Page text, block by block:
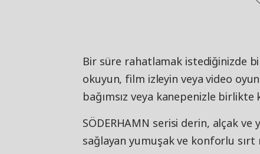
Bir süre rahatlamak istediğinizde
okuyun, film izleyin veya video
bağımsız veya kanepenizle birlikte
SÖDERHAMN serisi derin, alçak
sağlayan yumuşak ve konforlu